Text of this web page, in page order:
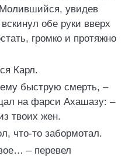
увидев
обе руки вверх
громко и протяжно
Карл.
быструю смерть, –
на фарси Ахашазу: –
твоих жен.
что-то забормотал.
– перевел